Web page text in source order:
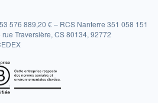
576 889,20 € – RCS Nanterre 351 058 151
Traversière, CS 80134, 92772